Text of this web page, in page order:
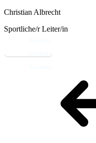
Christian Albrecht
Sportliche/r Leiter/in